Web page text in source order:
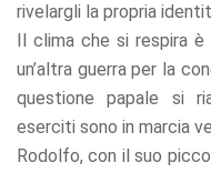
rivelargli la propria
Il clima che si respira è
un’altra guerra per la
questione papale si
eserciti sono in marcia
Rodolfo, con il suo